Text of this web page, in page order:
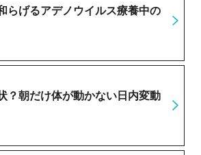
らげるアデノウイルス療養中の
？朝だけ体が動かない日内変動